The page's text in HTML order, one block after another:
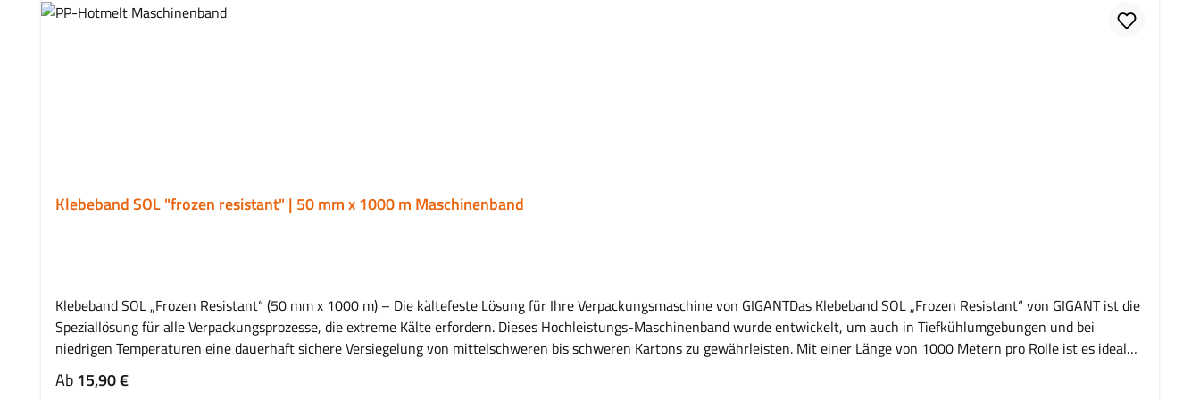
Produktgalerie überspringen
Klebeband SOL "frozen resistant" | 50 mm x 1000 m Maschinenband
Klebeband SOL „Frozen Resistant“ (50 mm x 1000 m) – Die kältefeste Lösung für Ihre Verpackungsmaschine von GIGANTDas Klebeband SOL „Frozen Resistant“ von GIGANT ist die
Speziallösung für alle Verpackungsprozesse, die extreme Kälte erfordern. Dieses Hochleistungs-Maschinenband wurde entwickelt, um auch in Tiefkühlumgebungen und bei
niedrigen Temperaturen eine dauerhaft sichere Versiegelung von mittelschweren bis schweren Kartons zu gewährleisten. Mit einer Länge von 1000 Metern pro Rolle ist es ideal
für den Einsatz in automatischen Kartonverschließmaschinen und sorgt für maximale Effizienz und minimale Rollenwechsel.Produkt-Highlights und VorteileExtrem
Tiefkühltauglich: Die spezielle "Frozen Resistant"-Formulierung des Klebers garantiert eine zuverlässige Haftung und Versiegelung selbst bei Temperaturen, bei denen
Regulärer Preis:
Ab15,90 €